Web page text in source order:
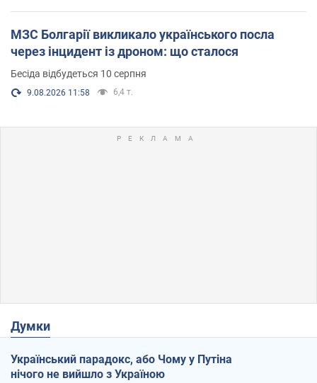
МЗС Болгарії викликало українського посла
через інцидент із дроном: що сталося
Бесіда відбудеться 10 серпня
9.08.2026 11:58 6,4 т.
Думки
Український парадокс, або Чому у Путіна
нічого не вийшло з Україною